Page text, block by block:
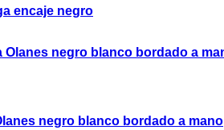
encaje negro
negro blanco bordado a mano